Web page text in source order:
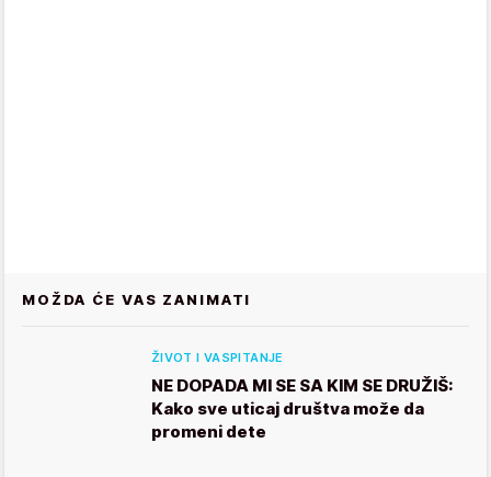
MOŽDA ĆE VAS ZANIMATI
ŽIVOT I VASPITANJE
NE DOPADA MI SE SA KIM SE DRUŽIŠ:
Kako sve uticaj društva može da
promeni dete